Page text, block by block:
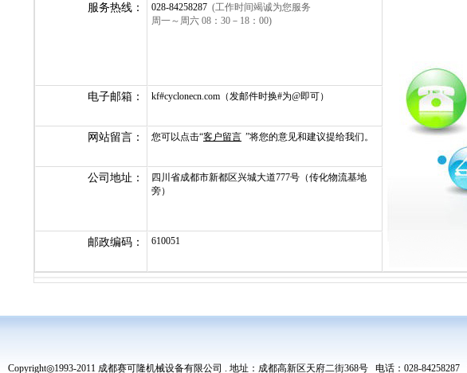
服务热线： 028-84258287 (工作时间竭诚为您服务
周一～周六 08：30－18：00)
电子邮箱： kf#cyclonecn.com（发邮件时换#为@即可）
网站留言： 您可以点击“客户留言 ”将您的意见和建议提给我们。
公司地址：
四川省成都市新都区兴城大道777号（传化物流基地
旁）
邮政编码： 610051
Copyright◎1993-2011 成都赛可隆机械设备有限公司 . 地址：成都高新区天府二街368号 电话：028-84258287